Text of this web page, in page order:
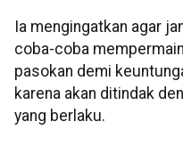
Ia mengingatkan agar
coba-coba
pasokan demi
karena akan ditindak
yang berlaku.